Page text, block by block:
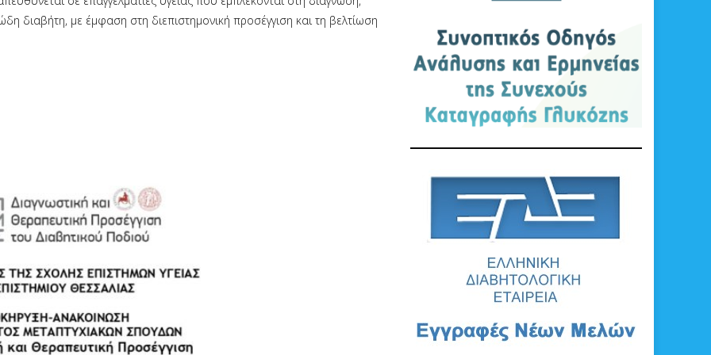
διαβήτη, με έμφαση στη διεπιστημονική προσέγγιση και τη βελτίωση